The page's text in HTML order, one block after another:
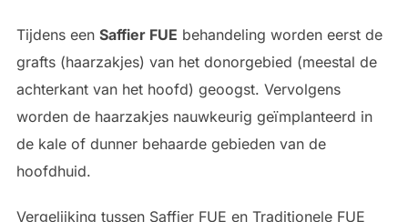
Tijdens een Saffier FUE behandeling worden eerst de
grafts (haarzakjes) van het donorgebied (meestal de
achterkant van het hoofd) geoogst. Vervolgens
worden de haarzakjes nauwkeurig geïmplanteerd in
de kale of dunner behaarde gebieden van de
hoofdhuid.
Vergelijking tussen Saffier FUE en Traditionele FUE